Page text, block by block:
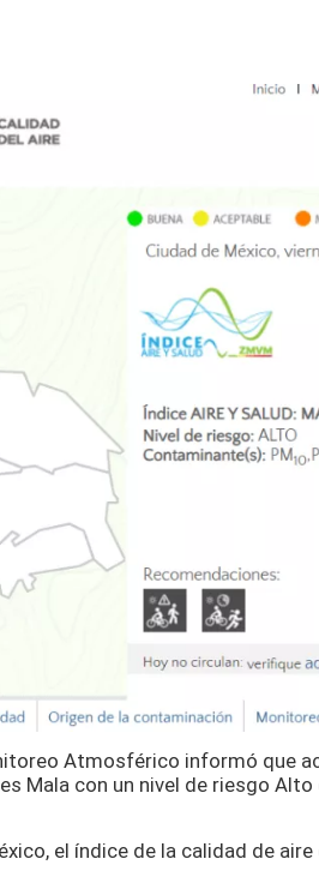
Atmosférico informó que
Mala con un nivel de riesgo
el índice de la calidad de aire